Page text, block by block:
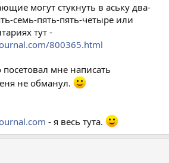
могут стукнуть в аську два-
семь-пять-пять-четыре или
тут -
800365.html
посетовал мне написать
не обманул.
- я весь тута.